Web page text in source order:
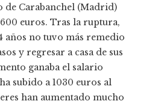
de Carabanchel (Madrid)
euros. Tras la ruptura,
años no tuvo más remedio
y regresar a casa de sus
ganaba el salario
subido a 1030 euros al
han aumentado mucho